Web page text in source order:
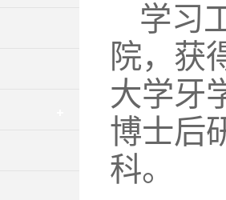
学习
院，获
大学牙
博士后
科。